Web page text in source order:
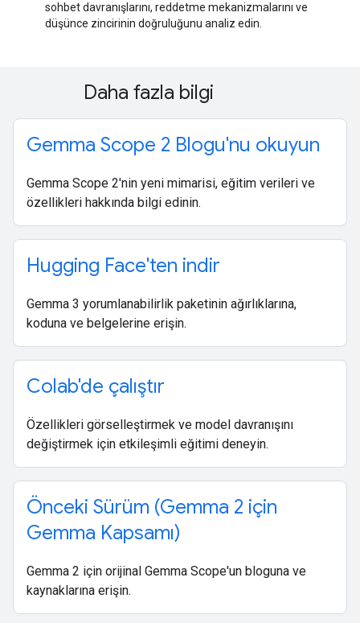
sohbet davranışlarını, reddetme mekanizmalarını ve
düşünce zincirinin doğruluğunu analiz edin.
Daha fazla bilgi
Gemma Scope 2 Blogu'nu okuyun
Gemma Scope 2'nin yeni mimarisi, eğitim verileri ve
özellikleri hakkında bilgi edinin.
Hugging Face'ten indir
Gemma 3 yorumlanabilirlik paketinin ağırlıklarına,
koduna ve belgelerine erişin.
Colab'de çalıştır
Özellikleri görselleştirmek ve model davranışını
değiştirmek için etkileşimli eğitimi deneyin.
Önceki Sürüm (Gemma 2 için
Gemma Kapsamı)
Gemma 2 için orijinal Gemma Scope'un bloguna ve
kaynaklarına erişin.